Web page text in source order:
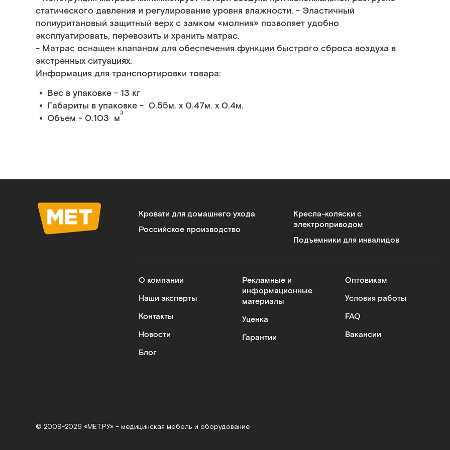
статического давления и регулирование уровня влажности. - Эластичный
полиуритановый защитный верх с замком «молния» позволяет удобно
эксплуатировать, перевозить и хранить матрас.
- Матрас оснащен клапаном для обеспечения функции быстрого сброса воздуха в
экстренных ситуациях.
Информация для транспортировки товара:
Вес в упаковке - 13 кг
Габариты в упаковке - 0.55м. x 0.47м. x 0.4м.
Объем - 0.103 м3
Кровати для домашнего ухода
Российское производство
Кресла-коляски с
электроприводом
Подъемники для инвалидов
О компании
Наши эксперты
Контакты
Новости
Блог
Рекламные и
информационные
материалы
Уценка
Гарантии
Оптовикам
Условия работы
FAQ
Вакансии
© 2009-2026 «МЕТ.РУ» – медицинская мебель и оборудование